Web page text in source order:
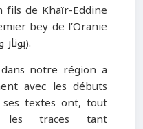
fils de Khaïr-Eddine
bey de l’Oranie
(بونار و بن عبدالقادر، 1974، ص. 13).
notre région a
avec les débuts
textes ont, tout
les traces tant